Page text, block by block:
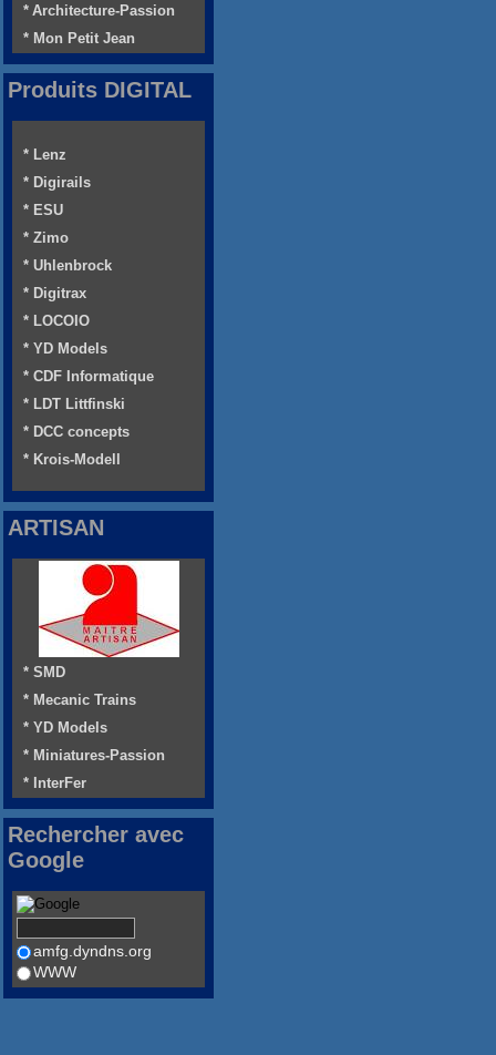
* Architecture-Passion
* Mon Petit Jean
Produits DIGITAL
* Lenz
* Digirails
* ESU
* Zimo
* Uhlenbrock
* Digitrax
* LOCOIO
* YD Models
* CDF Informatique
* LDT Littfinski
* DCC concepts
* Krois-Modell
ARTISAN
* SMD
* Mecanic Trains
* YD Models
* Miniatures-Passion
* InterFer
Rechercher avec
Google
amfg.dyndns.org
WWW